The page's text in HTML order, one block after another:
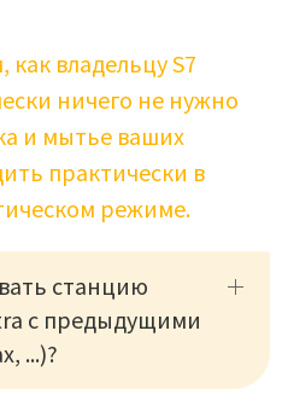
как владельцу S7
ничего не нужно
и мытье ваших
практически в
режиме.
станцию
с предыдущими
...)?